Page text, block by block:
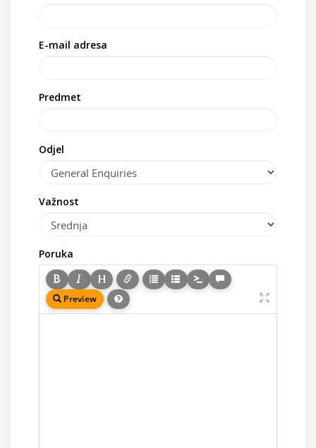
E-mail adresa
Predmet
Odjel
Važnost
Poruka
Preview